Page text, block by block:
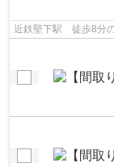
近鉄堅下駅 徒歩8分の